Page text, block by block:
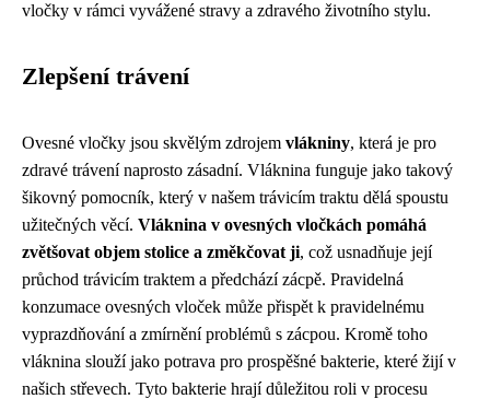
vločky v rámci vyvážené stravy a zdravého životního stylu.
Zlepšení trávení
Ovesné vločky jsou skvělým zdrojem vlákniny, která je pro
zdravé trávení naprosto zásadní. Vláknina funguje jako takový
šikovný pomocník, který v našem trávicím traktu dělá spoustu
užitečných věcí. Vláknina v ovesných vločkách pomáhá
zvětšovat objem stolice a změkčovat ji, což usnadňuje její
průchod trávicím traktem a předchází zácpě. Pravidelná
konzumace ovesných vloček může přispět k pravidelnému
vyprazdňování a zmírnění problémů s zácpou. Kromě toho
vláknina slouží jako potrava pro prospěšné bakterie, které žijí v
našich střevech. Tyto bakterie hrají důležitou roli v procesu